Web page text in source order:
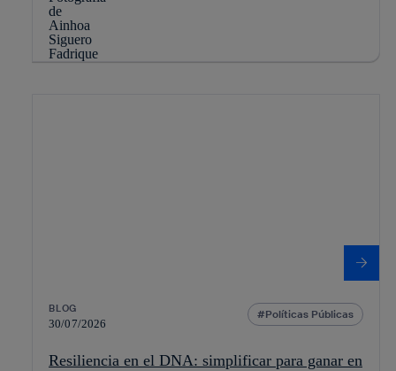
BLOG
30/07/2026
Políticas Públicas
Resiliencia en el DNA: simplificar para ganar en